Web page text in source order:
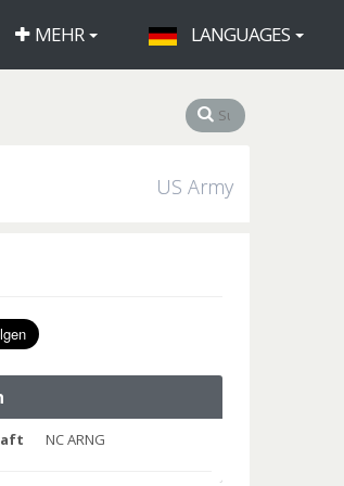
MEHR LANGUAGES
US Army
NC ARNG